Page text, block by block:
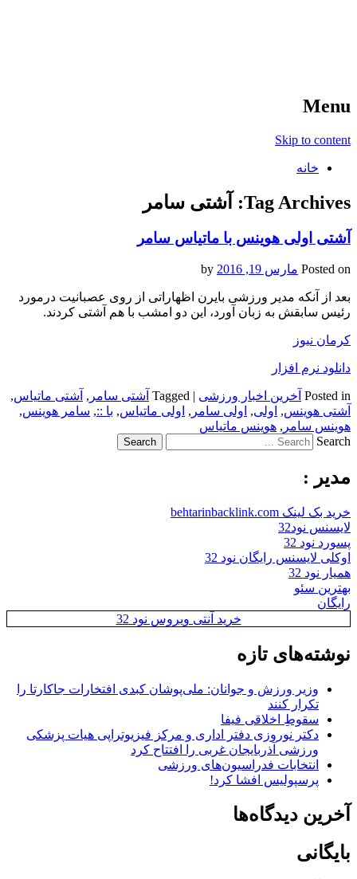
Menu
Skip to content
خانه
Tag Archives: آشتی سامر
آشتی اولی هوینس با ماتیاس سامر
Posted on مارس 19, 2016
بعد از آنکه مدیر ورزشی بایرن اظهاراتی از روی عصبانیت درمورد
رئیس سابقش به زبان آورد، این دو امشب با هم آشتی کردند.
کرمان نیوز
دانلود نرم افزار
Posted in آخرین اخبار ورزشی |
Tagged آشتی سامر , آشتی ماتیاس,
آشتی هوینس, اولی, اولی سامر , اولی ماتیاس, با ::, سامر هوینس,
هوینس سامر , هوینس ماتیاس
Search
مدیر :
خرید بک لینک behtarinbacklink.com
لایسنس نود32
پسورد نود 32
اوکلی لایسنس رایگان نود 32
همیار نود 32
بهترین سئو
رایگان
خرید آنتی ویروس نود 32
نوشته‌های تازه
وزیر ورزش و جوانان: ملی‌پوشان کبدی افتخارات جاکارتا را
تکرار کنند
سقوطِ اخلاقی فیفا
دکتر نوروزی دفتر اداری و مرکز فیزیوتراپی هیات پزشکی
ورزشی آذربایجان غربی را افتتاح کرد
انتخابات فدراسیون‌های ورزشی
پرسپولیس افشا کرد!
آخرین دیدگاه‌ها
بایگانی